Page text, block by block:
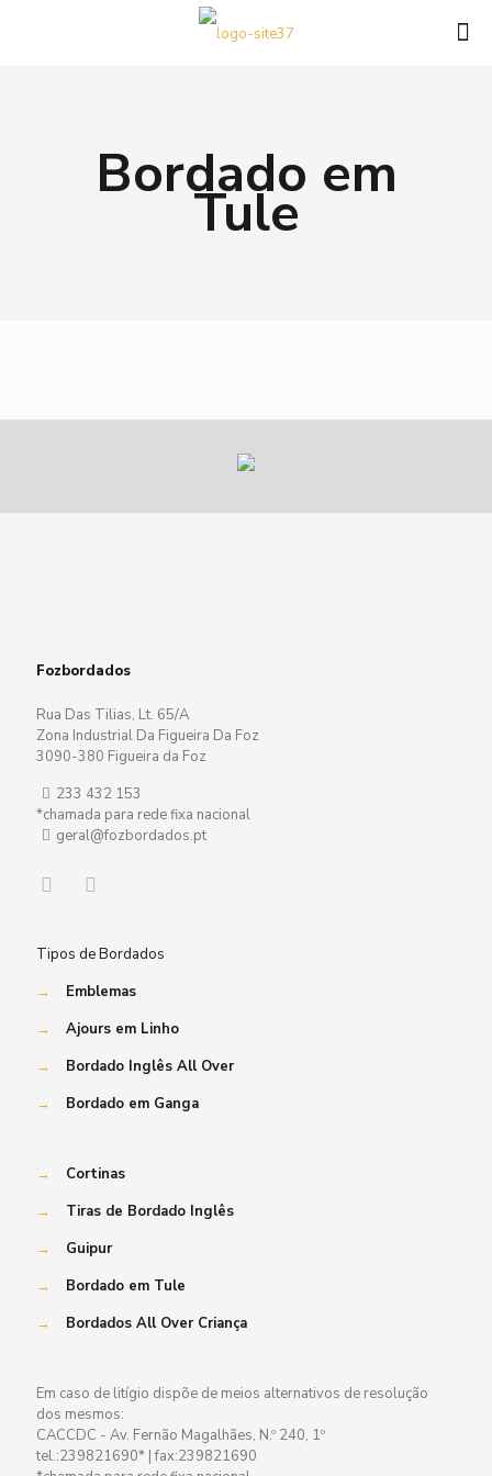
Bordado em
Tule
Fozbordados
Rua Das Tilias, Lt. 65/A
Zona Industrial Da Figueira Da Foz
3090-380 Figueira da Foz
233 432 153
*chamada para rede fixa nacional
geral@fozbordados.pt
Tipos de Bordados
→
Emblemas
→
Ajours em Linho
→
Bordado Inglês All Over
→
Bordado em Ganga
→
Cortinas
→
Tiras de Bordado Inglês
→
Guipur
→
Bordado em Tule
→
Bordados All Over Criança
Em caso de litígio dispõe de meios alternativos de resolução
dos mesmos:
CACCDC - Av. Fernão Magalhães, N.º 240, 1º
tel.:239821690* | fax:239821690